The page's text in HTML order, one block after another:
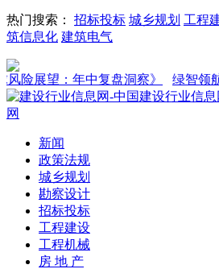
热门搜索： 招标投标 城乡规划 工程
筑信息化 建筑电气
展望：年中复盘洞察》 绿智领航 共
新闻
政策法规
城乡规划
勘察设计
招标投标
工程建设
工程机械
房 地 产